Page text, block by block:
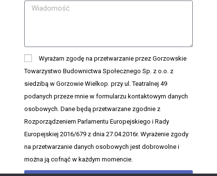
Wyrażam zgodę na przetwarzanie przez Gorzowskie
Towarzystwo Budownictwa Społecznego Sp. z o.o. z
siedzibą w Gorzowie Wielkop. przy ul. Teatralnej 49
podanych przeze mnie w formularzu kontaktowym danych
osobowych. Dane będą przetwarzane zgodnie z
Rozporządzeniem Parlamentu Europejskiego i Rady
Europejskiej 2016/679 z dnia 27.04.2016r. Wyrażenie zgody
na przetwarzanie danych osobowych jest dobrowolne i
można ją cofnąć w każdym momencie.